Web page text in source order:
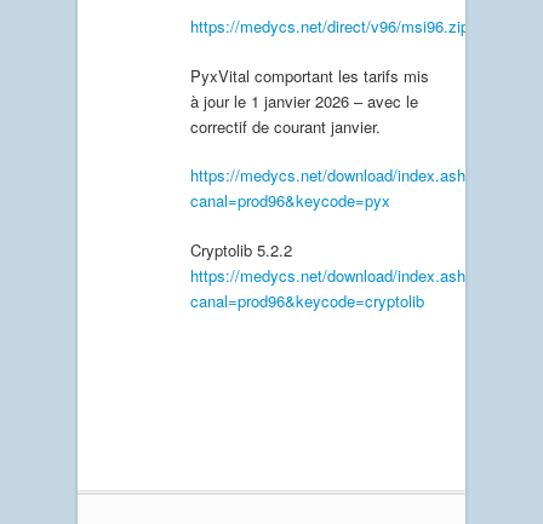
https://medycs.net/direct/v96/msi96.zip
PyxVital comportant les tarifs mis
à jour le 1 janvier 2026 – avec le
correctif de courant janvier.
https://medycs.net/download/index.ashx?
canal=prod96&keycode=pyx
Cryptolib 5.2.2
https://medycs.net/download/index.ashx?
canal=prod96&keycode=cryptolib